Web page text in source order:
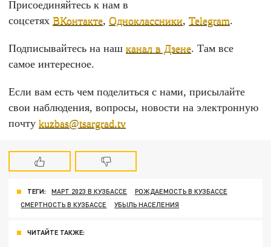
Присоединяйтесь к нам в
соцсетяхВКонтакте,Одноклассники,Telegram.
Подписывайтесь на нашканал в Дзене. Там все
самое интересное.
Если вам есть чем поделиться с нами, присылайте
свои наблюдения, вопросы, новости на электронную
почтуkuzbas@tsargrad.tv
ТЕГИ: МАРТ 2023 В КУЗБАССЕ
РОЖДАЕМОСТЬ В КУЗБАССЕ
СМЕРТНОСТЬ В КУЗБАССЕ
УБЫЛЬ НАСЕЛЕНИЯ
ЧИТАЙТЕ ТАКЖЕ: